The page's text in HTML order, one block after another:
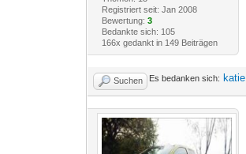
Registriert seit: Jan 2008
Bewertung: 3
Bedankte sich: 105
166x gedankt in 149 Beiträgen
Suchen Es bedanken sich: katie